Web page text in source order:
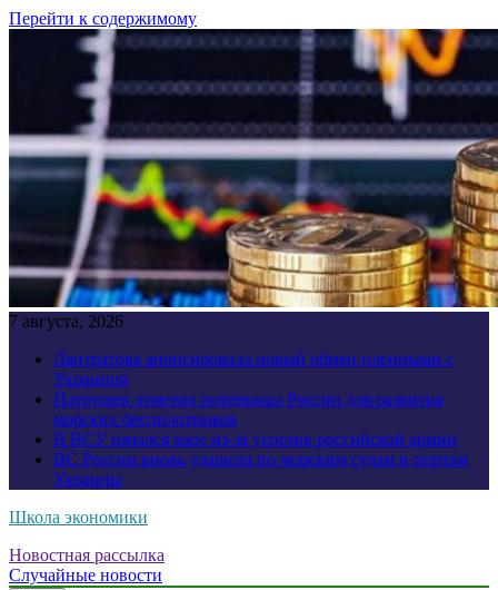
Перейти к содержимому
7 августа, 2026
Лантратова анонсировала новый обмен пленными с
Украиной
Патрушев отметил потенциал России для развития
морских беспилотников
В ВСУ начался хаос из-за успехов российской армии
ВС России вновь ударили по морским судам и портам
Украины
Школа экономики
Новостная рассылка
Случайные новости